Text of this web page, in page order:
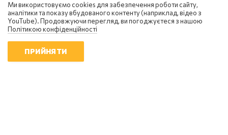
Ми використовуємо cookies для забезпечення роботи сайту,
аналітики та показу вбудованого контенту (наприклад, відео з
YouTube). Продовжуючи перегляд, ви погоджуєтеся з нашою
Політикою конфіденційності
ПРИЙНЯТИ